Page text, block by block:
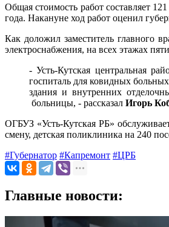
Общая стоимость работ составляет
года. Накануне ход работ оценил
Как доложил заместитель главного
электроснабжения, на всех этажах
- Усть-Кутская центральная
госпиталь для ковидных
здания и внутренних
больницы, - рассказал Игорь
ОГБУЗ «Усть-Кутская РБ»
смену, детская поликлиника на 240
#Губернатор #Капремонт #ЦРБ
Главные новости: